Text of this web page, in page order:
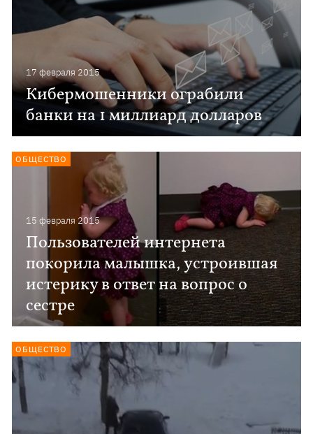
17 февраля 2015
Кибермошенники ограбили
банки на 1 миллиард долларов
15 февраля 2015
Пользователей интернета
покорила малышка, устроившая
истерику в ответ на вопрос о
сестре
ОБЩЕСТВО
ОБЩЕСТВО